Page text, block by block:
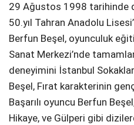
29 Ağustos 1998 tarihinde
50.yıl Tahran Anadolu
Berfun Beşel, oyunculuk
Sanat Merkezi’nde
deneyimini İstanbul
Beşel, Fırat karakterinin
Başarılı oyuncu Berfun
Hikaye, ve Gülperi gibi